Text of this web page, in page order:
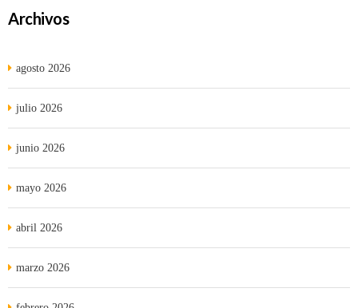
Archivos
agosto 2026
julio 2026
junio 2026
mayo 2026
abril 2026
marzo 2026